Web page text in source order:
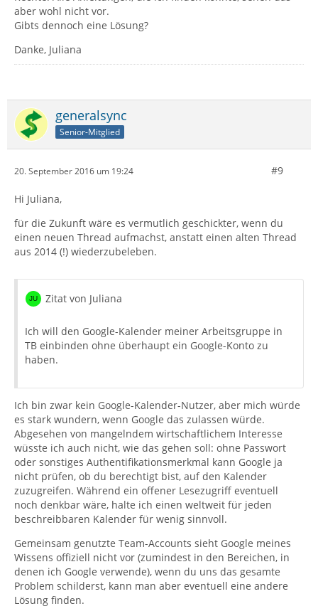
aber wohl nicht vor.
Gibts dennoch eine Lösung?
Danke, Juliana
generalsync
Senior-Mitglied
20. September 2016 um 19:24 #9
Hi Juliana,
für die Zukunft wäre es vermutlich geschickter, wenn du
einen neuen Thread aufmachst, anstatt einen alten Thread
aus 2014 (!) wiederzubeleben.
Zitat von Juliana
Ich will den Google-Kalender meiner Arbeitsgruppe in
TB einbinden ohne überhaupt ein Google-Konto zu
haben.
Ich bin zwar kein Google-Kalender-Nutzer, aber mich würde
es stark wundern, wenn Google das zulassen würde.
Abgesehen von mangelndem wirtschaftlichem Interesse
wüsste ich auch nicht, wie das gehen soll: ohne Passwort
oder sonstiges Authentifikationsmerkmal kann Google ja
nicht prüfen, ob du berechtigt bist, auf den Kalender
zuzugreifen. Während ein offener Lesezugriff eventuell
noch denkbar wäre, halte ich einen weltweit für jeden
beschreibbaren Kalender für wenig sinnvoll.
Gemeinsam genutzte Team-Accounts sieht Google meines
Wissens offiziell nicht vor (zumindest in den Bereichen, in
denen ich Google verwende), wenn du uns das gesamte
Problem schilderst, kann man aber eventuell eine andere
Lösung finden.